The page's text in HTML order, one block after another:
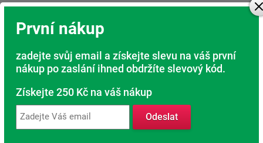
Nešetřeme na svém zdraví. Spánek je nejpřirozenější
První nákup
zadejte svůj email a získejte slevu na váš první
nákup po zaslání ihned obdržíte slevový kód.
Získejte 250 Kč na váš nákup
Odeslat